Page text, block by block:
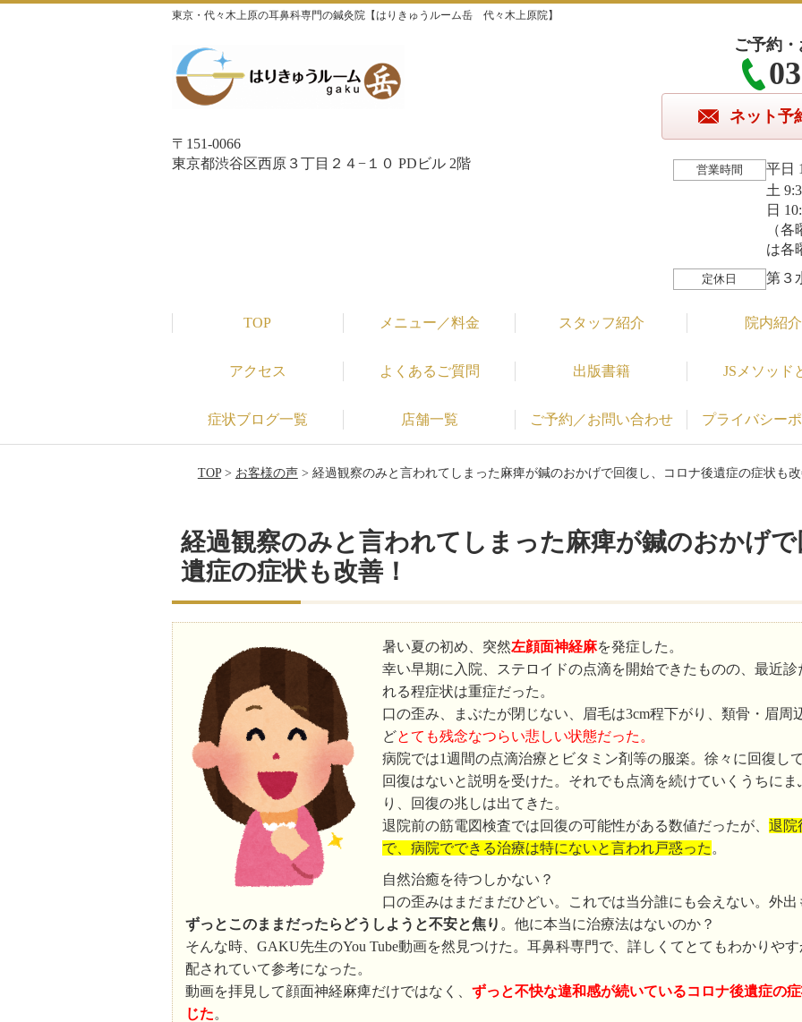
東京・代々木上原の耳鼻科専門の鍼灸院【はりきゅうルーム岳 代々木上原院】
〒151-0066
東京都渋谷区西原３丁目２４−１０ PDビル 2階
ご予約
ネット予
営業時間
平日
土
日
（
は各
定休日 第３
TOP メニュー／料金 スタッフ紹介 院内紹介
アクセス よくあるご質問 出版書籍 JSメソッド
症状ブログ一覧 店舗一覧 ご予約／お問い合わせ プライバシー
TOP> お客様の声> 経過観察のみと言われてしまった麻痺が鍼のおかげで回復し、コロナ後遺症の症状も
経過観察のみと言われてしまった麻痺が鍼のおかげ
遺症の症状も改善！
暑い夏の初め、突然左顔面神経麻を発症した。
幸い早期に入院、ステロイドの点滴を開始できたものの、最近診
れる程症状は重症だった。
口の歪み、まぶたが閉じない、眉毛は3cm程下がり、類骨・眉周
どとても残念なつらい悲しい状態だった。
病院では1週間の点滴治療とビタミン剤等の服楽。徐々に回復し
回復はないと説明を受けた。それでも点滴を続けていくうちに
り、回復の兆しは出てきた。
退院前の筋電図検査では回復の可能性がある数値だったが、 退院
で、病院でできる治療は特にないと言われ戸惑った 。
自然治癒を待つしかない？
口の歪みはまだまだひどい。これでは当分誰にも会えない。外
ずっとこのままだったらどうしようと不安と焦り 。他に本当に治療法はないのか？
そんな時、GAKU先生のYou Tube動画を然見つけた。耳鼻科専門で、詳しくてとてもわかりや
配されていて参考になった。
動画を拝見して顔面神経麻痺だけではなく、 ずっと不快な違和感が続いているコロナ後遺症の
じた。